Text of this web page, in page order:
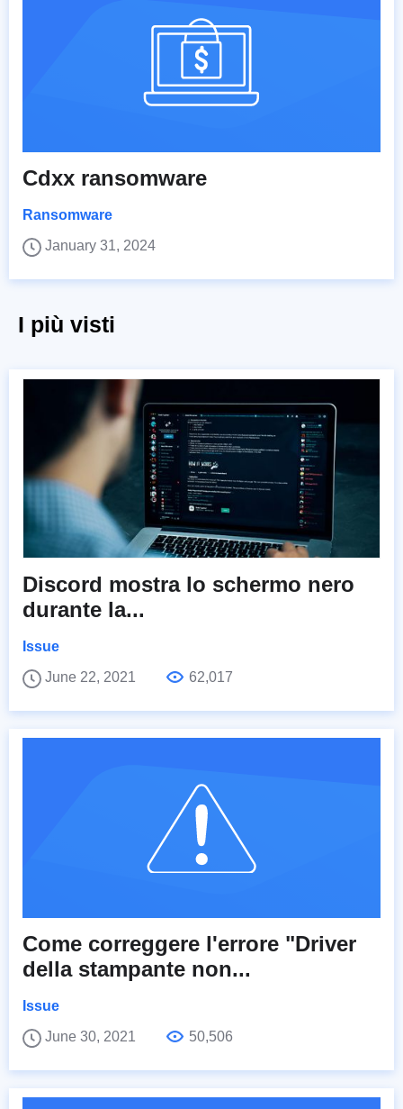
Cdxx ransomware
Ransomware
January 31, 2024
I più visti
Discord mostra lo schermo nero
durante la...
Issue
June 22, 2021
62,017
Come correggere l'errore "Driver
della stampante non...
Issue
June 30, 2021
50,506